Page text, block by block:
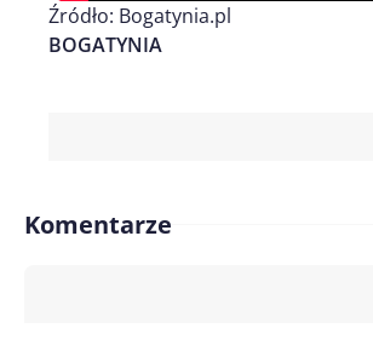
Źródło: Bogatynia.pl
BOGATYNIA
Komentarze